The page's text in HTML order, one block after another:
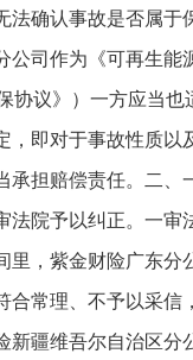
法确认事故是否属于
公司作为《可再生能
协议》）一方应当也
，即对于事故性质以
承担赔偿责任。二、
法院予以纠正。一审
里，紫金财险广东分
合常理、不予以采信
新疆维吾尔自治区分